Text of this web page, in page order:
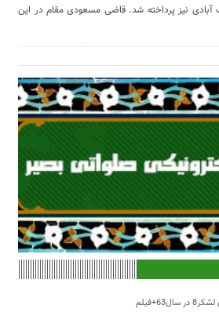
نیز پرداخته شد. قاضی مسعودی مقام در این